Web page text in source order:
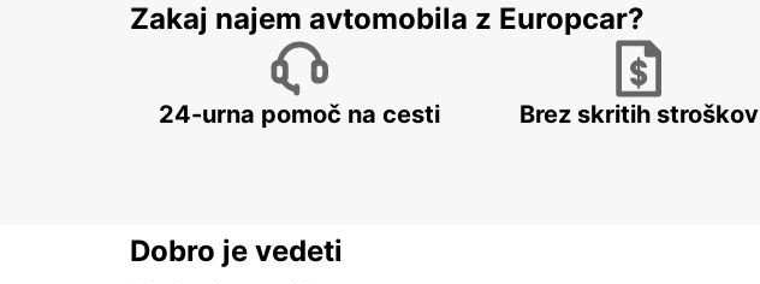
Zakaj najem avtomobila z Europcar?
24-urna pomoč na cesti Brez skritih stroškov
Dobro je vedeti